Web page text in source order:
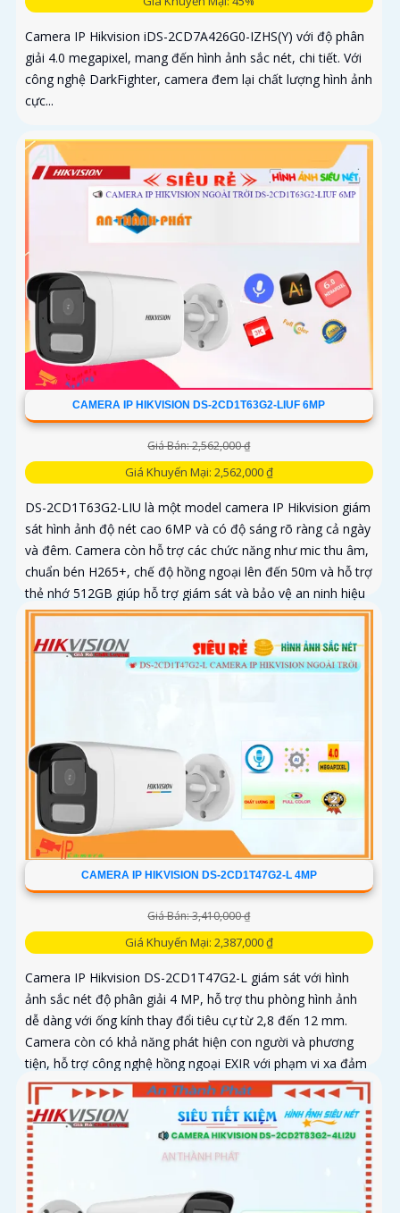
Camera IP Hikvision iDS-2CD7A426G0-IZHS(Y) với độ phân
giải 4.0 megapixel, mang đến hình ảnh sắc nét, chi tiết. Với
công nghệ DarkFighter, camera đem lại chất lượng hình ảnh
cực...
CAMERA IP HIKVISION DS-2CD1T63G2-LIUF 6MP
Giá Bán: 2,562,000 ₫
Giá Khuyến Mại: 2,562,000 ₫
DS-2CD1T63G2-LIU là một model camera IP Hikvision giám
sát hình ảnh độ nét cao 6MP và có độ sáng rõ ràng cả ngày
và đêm. Camera còn hỗ trợ các chức năng như mic thu âm,
chuẩn bén H265+, chế độ hồng ngoại lên đến 50m và hỗ trợ
thẻ nhớ 512GB giúp hỗ trợ giám sát và bảo vệ an ninh hiệu
quả
CAMERA IP HIKVISION DS-2CD1T47G2-L 4MP
Giá Bán: 3,410,000 ₫
Giá Khuyến Mại: 2,387,000 ₫
Camera IP Hikvision DS-2CD1T47G2-L giám sát với hình
ảnh sắc nét độ phân giải 4 MP, hỗ trợ thu phòng hình ảnh
dễ dàng với ống kính thay đổi tiêu cự từ 2,8 đến 12 mm.
Camera còn có khả năng phát hiện con người và phương
tiện, hỗ trợ công nghệ hồng ngoại EXIR với phạm vi xa đảm
bảo quan sát an ninh hiệu quả